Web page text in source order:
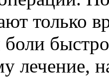
только
лечение,